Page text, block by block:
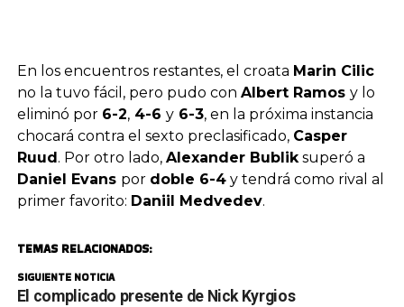
En los encuentros restantes, el croata Marin Cilic
no la tuvo fácil, pero pudo con Albert Ramos y lo
eliminó por 6-2,4-6 y6-3, en la próxima instancia
chocará contra el sexto preclasificado, Casper
Ruud . Por otro lado, Alexander Bubliksuperó a
Daniel Evans por doble 6-4y tendrá como rival al
primer favorito: Daniil Medvedev.
TEMAS RELACIONADOS:
SIGUIENTE NOTICIA
El complicado presente de Nick Kyrgios